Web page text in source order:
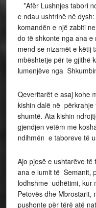
*Afër Lushnjes tabori
e ndau ushtrinë në
komandën e një zabiti
do të shkonte nga ana
mend se nizamët e këtij
mbështetje për te gjithë
lumenjëve nga
Qeveritarët e asaj kohe
kishin dalë në përkrahje
shumtë. Ata kishin
gjendjen vetëm me
ndihmën e taboreve të
Ajo pjesë e ushtarëve
ana e lumit të Semanit,
lodhshme udhëtimi, kur
Petovës dhe
pushonte për tërë atë